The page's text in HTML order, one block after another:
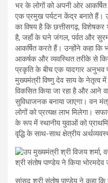
भर के लोगों को अपनी ओर आकर्षित
एक प्रमुख पर्यटन केंद्र बनाते हैं।
का विषय है कि छत्तीसगढ़, विशेषकर
है, जहाँ के घने जंगल, पर्वत और
आकर्षित करते हैं। उन्होंने कहा कि
आकर्षक और व्यवस्थित तरीके से
प्रकृति के बीच एक यादगार अनुभव
मुख्यमंत्री विष्णु देव साय के नेतृत्व
विकसित किया जा रहा है और
सुविधाजनक बनाया जाएगा। वन
लोगों को प्रत्यक्ष लाभ मिलेगा।
के रूप में स्थानीय युवाओं को
वृद्धि के साथ-साथ क्षेत्रीय
सांसद श्री संतोष पाण्डेय ने कहा